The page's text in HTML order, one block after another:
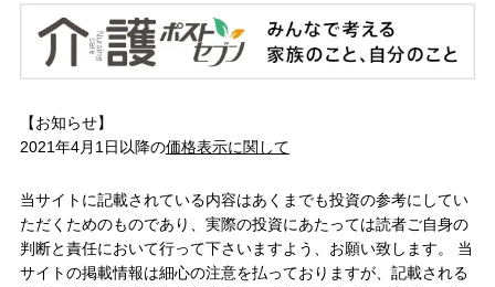
【お知らせ】
2021年4月1日以降の価格表示に関して
当サイトに記載されている内容はあくまでも投資の参考にしてい
ただくためのものであり、実際の投資にあたっては読者ご自身の
判断と責任において行って下さいますよう、お願い致します。 当
サイトの掲載情報は細心の注意を払っておりますが、記載される